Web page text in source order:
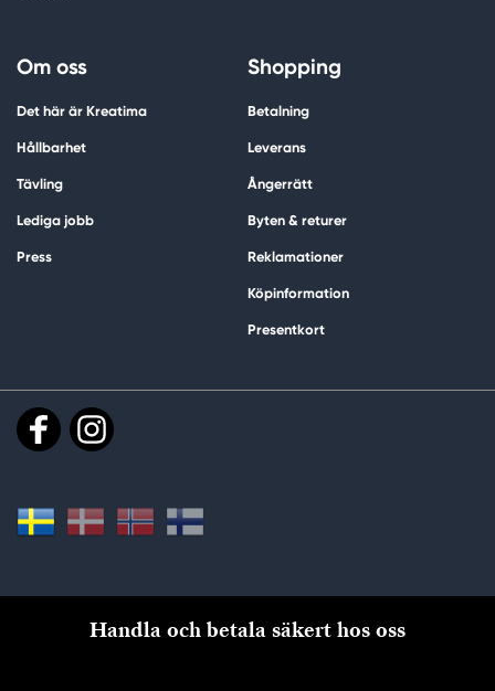
Om oss
Det här är Kreatima
Hållbarhet
Tävling
Lediga jobb
Press
Shopping
Betalning
Leverans
Ångerrätt
Byten & returer
Reklamationer
Köpinformation
Presentkort
Handla och betala säkert hos oss